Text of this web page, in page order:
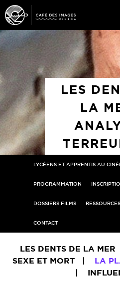
À
ÉDUCATION
LES
LA
LA
LYCÉENS ET APPRENTIS AU
PROGRAMMATION
DOSSIERS FILMS
CONTACT
LES DENTS DE LA MER
SEXE ET MORT
| LA
|